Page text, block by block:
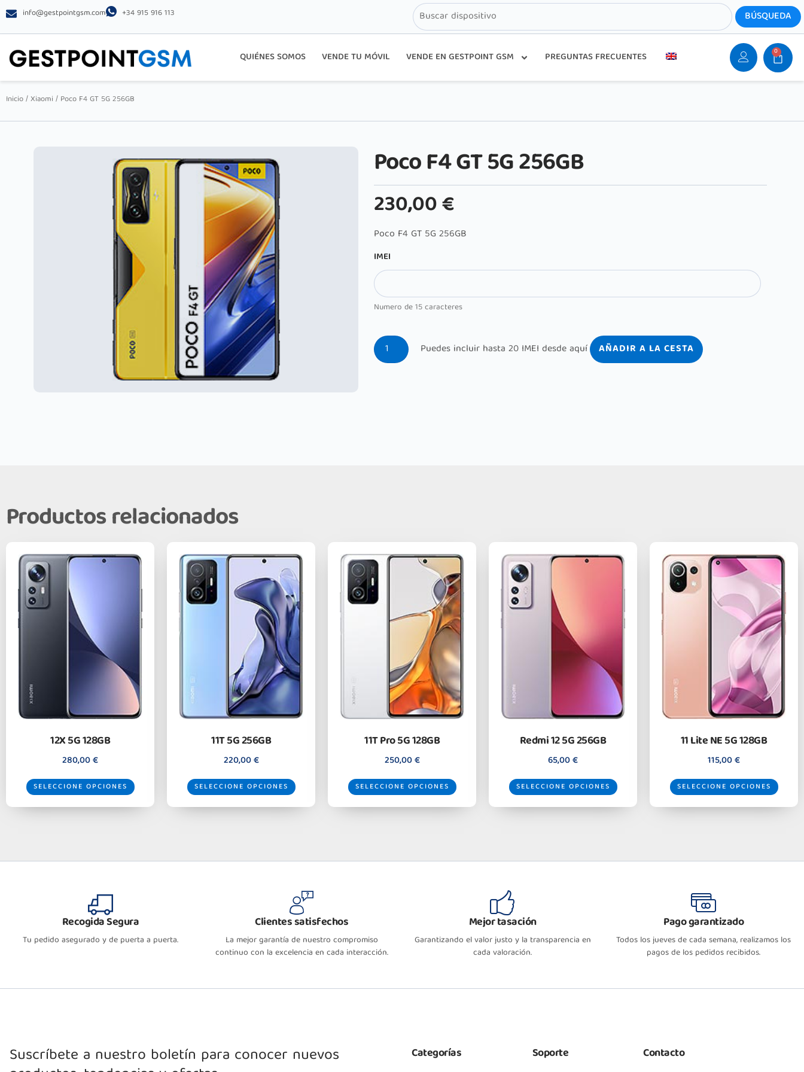
info@gestpointgsm.com +34 915 916 113
QUIÉNES SOMOS VENDE TU MÓVIL VENDE EN GESTPOINT GSM PREGUNTAS FRECUENTES 0
Inicio/Xiaomi / Poco F4 GT 5G 256GB
Poco F4 GT 5G 256GB
230,00€
Poco F4 GT 5G 256GB
IMEI
Numero de 15 caracteres
AÑADIR A LA CESTA
Productos relacionados
12X 5G 128GB
280,00€
SELECCIONE OPCIONES
11T 5G 256GB
220,00€
SELECCIONE OPCIONES
11T Pro 5G 128GB
250,00€
SELECCIONE OPCIONES
Redmi 12 5G 256GB
65,00€
SELECCIONE OPCIONES
11 Lite NE 5G 128GB
115,00€
SELECCIONE OPCIONES
Recogida Segura
Tu pedido asegurado y de puerta a puerta.
Clientes satisfechos
La mejor garantía de nuestro compromiso
continuo con la excelencia en cada interacción.
Mejor tasación
Garantizando el valor justo y la transparencia en
cada valoración.
Pago garantizado
Todos los jueves de cada semana, realizamos los
pagos de los pedidos recibidos.
Suscríbete a nuestro boletín para conocer nuevos Categorías Soporte Contacto